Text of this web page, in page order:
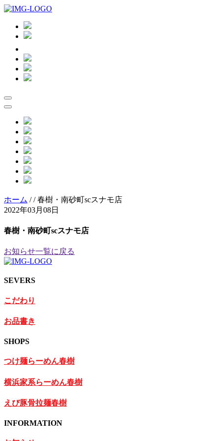
ホーム / / 春樹・南砂町scスナモ店
2022年03月08日
春樹・南砂町scスナモ店
お知らせ一覧に戻る
SEVERS
こだわり
お品書き
SHOPS
つけ麺らーめん春樹
横浜家系らーめん春樹
えび豚骨拉麺春樹
INFORMATION